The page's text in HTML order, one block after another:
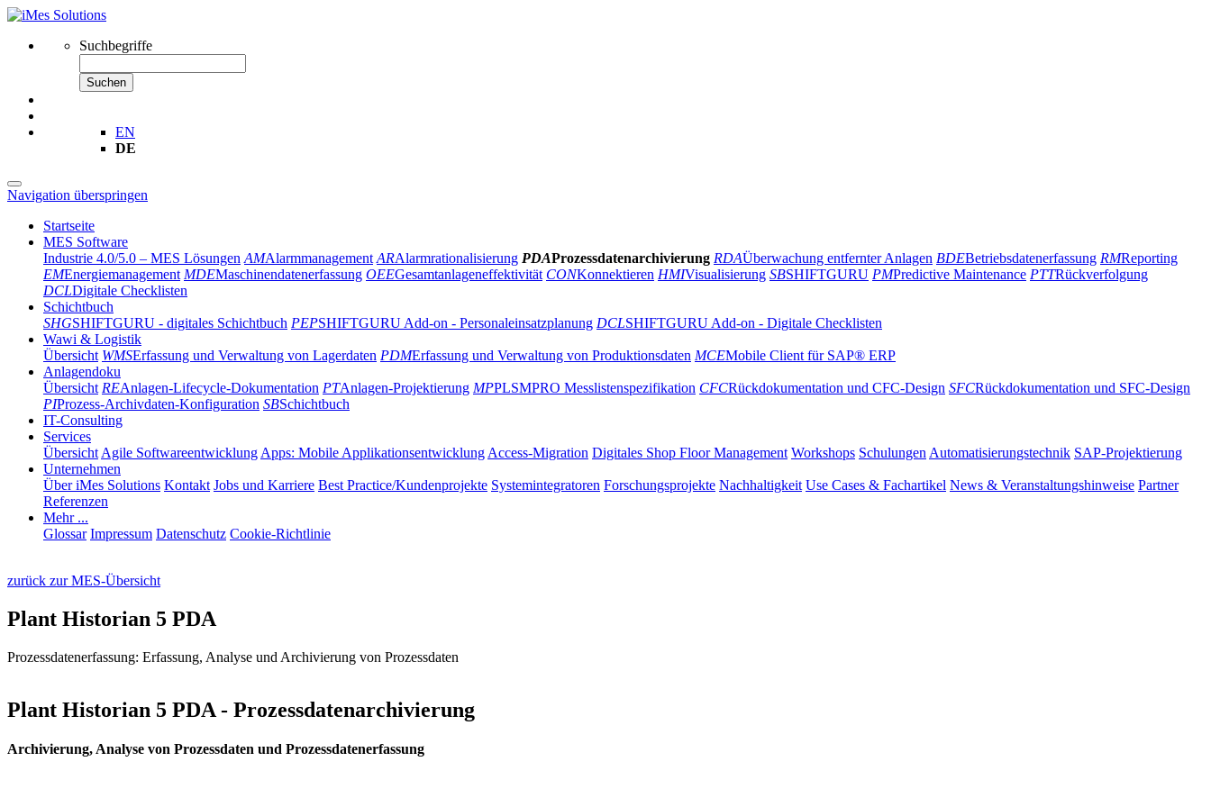
Suchbegriffe
Suchen
EN
DE
Navigation überspringen
Startseite
MES Software
Industrie 4.0/5.0 – MES Lösungen AMAlarmmanagement ARAlarmrationalisierung PDAProzessdatenarchivierung RDAÜberwachung entfernter Anlagen BDEBetriebsdatenerfassung RMReporting
EMEnergiemanagement MDEMaschinendatenerfassung OEEGesamtanlageneffektivität CONKonnektieren HMIVisualisierung SBSHIFTGURU PMPredictive Maintenance PTTRückverfolgung
DCLDigitale Checklisten
Schichtbuch
SHGSHIFTGURU - digitales Schichtbuch PEPSHIFTGURU Add-on - Personaleinsatzplanung DCLSHIFTGURU Add-on - Digitale Checklisten
Wawi & Logistik
Übersicht WMSErfassung und Verwaltung von Lagerdaten PDMErfassung und Verwaltung von Produktionsdaten MCEMobile Client für SAP® ERP
Anlagendoku
Übersicht REAnlagen-Lifecycle-Dokumentation PTAnlagen-Projektierung MPPLSMPRO Messlistenspezifikation CFCRückdokumentation und CFC-Design SFCRückdokumentation und SFC-Design
PIProzess-Archivdaten-Konfiguration SBSchichtbuch
IT-Consulting
Services
Übersicht Agile Softwareentwicklung Apps: Mobile Applikationsentwicklung Access-Migration Digitales Shop Floor Management Workshops Schulungen Automatisierungstechnik SAP-Projektierung
Unternehmen
Über iMes Solutions Kontakt Jobs und Karriere Best Practice/Kundenprojekte Systemintegratoren Forschungsprojekte Nachhaltigkeit Use Cases & Fachartikel News & Veranstaltungshinweise Partner
Referenzen
Mehr ...
Glossar Impressum Datenschutz Cookie-Richtlinie
zurück zur MES-Übersicht
Plant Historian 5 PDA
Prozessdatenerfassung: Erfassung, Analyse und Archivierung von Prozessdaten
Prozessdaten SOFTWARE PDE Prozessdatenerfassung APP PDA Prozessdatenarchivierung APP
Digitale Prozessdatenerfassung PDA System Prozessdatenerfassung Software Prozessdaten
Plant Historian 5 PDA - Prozessdatenarchivierung
Archivierung, Analyse von Prozessdaten und Prozessdatenerfassung